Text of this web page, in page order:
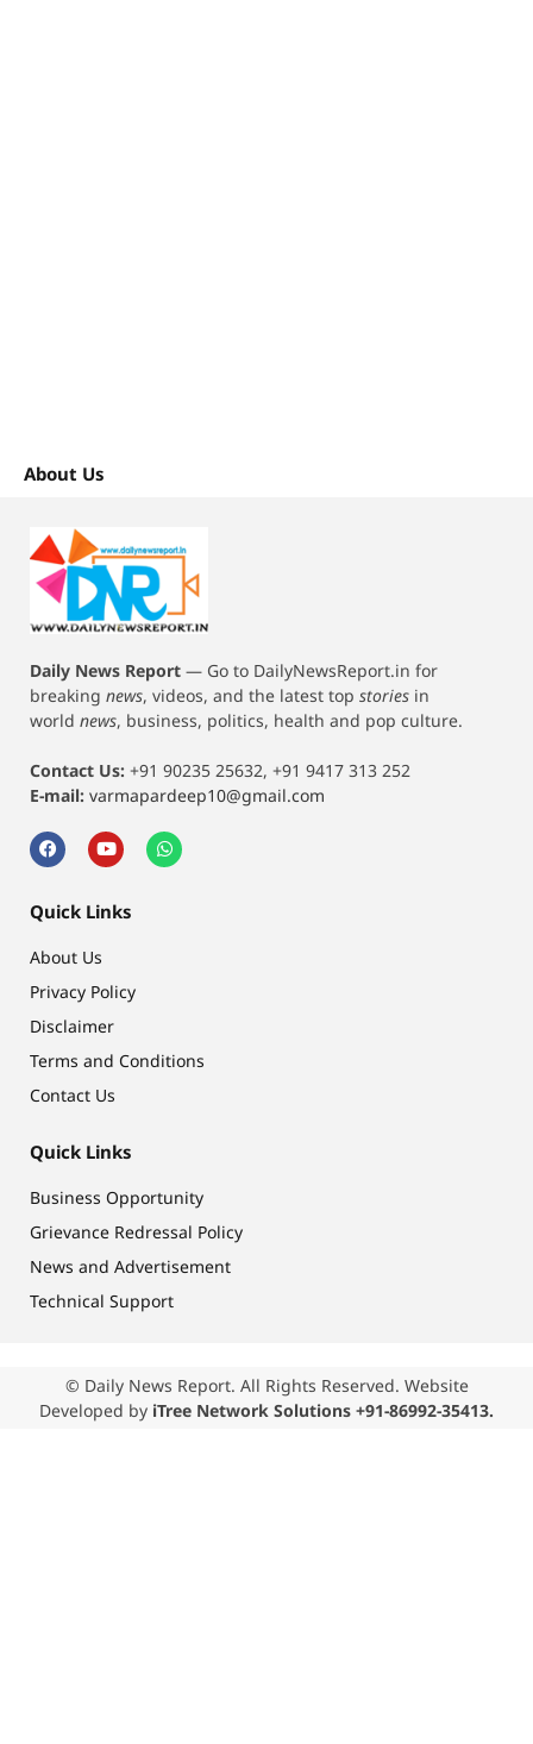
About Us
Daily News Report — Go to DailyNewsReport.in for
breaking news, videos, and the latest top stories in
world news, business, politics, health and pop culture.
Contact Us: +91 90235 25632, +91 9417 313 252
E-mail: varmapardeep10@gmail.com
Quick Links
About Us
Privacy Policy
Disclaimer
Terms and Conditions
Contact Us
Quick Links
Business Opportunity
Grievance Redressal Policy
News and Advertisement
Technical Support
© Daily News Report. All Rights Reserved. Website
Developed by iTree Network Solutions +91-86992-35413.